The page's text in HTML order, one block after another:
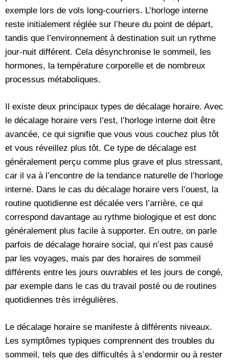
exemple lors de vols long-courriers. L’horloge interne
reste initialement réglée sur l’heure du point de départ,
tandis que l’environnement à destination suit un rythme
jour-nuit différent. Cela désynchronise le sommeil, les
hormones, la température corporelle et de nombreux
processus métaboliques.
Il existe deux principaux types de décalage horaire. Avec
le décalage horaire vers l’est, l’horloge interne doit être
avancée, ce qui signifie que vous vous couchez plus tôt
et vous réveillez plus tôt. Ce type de décalage est
généralement perçu comme plus grave et plus stressant,
car il va à l’encontre de la tendance naturelle de l’horloge
interne. Dans le cas du décalage horaire vers l’ouest, la
routine quotidienne est décalée vers l’arrière, ce qui
correspond davantage au rythme biologique et est donc
généralement plus facile à supporter. En outre, on parle
parfois de décalage horaire social, qui n’est pas causé
par les voyages, mais par des horaires de sommeil
différents entre les jours ouvrables et les jours de congé,
par exemple dans le cas du travail posté ou de routines
quotidiennes très irrégulières.
Le décalage horaire se manifeste à différents niveaux.
Les symptômes typiques comprennent des troubles du
sommeil, tels que des difficultés à s’endormir ou à rester